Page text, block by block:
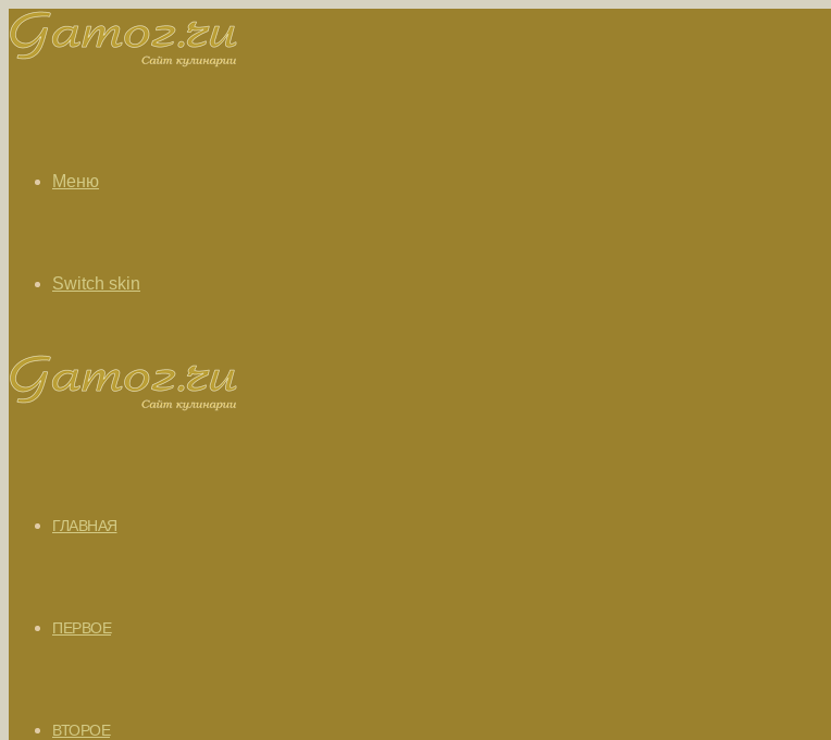
Меню
Switch skin
ГЛАВНАЯ
ПЕРВОЕ
ВТОРОЕ